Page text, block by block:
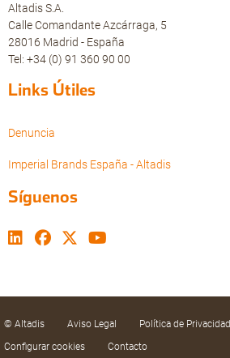
Altadis S.A.
Calle Comandante Azcárraga, 5
28016 Madrid - España
Tel: +34 (0) 91 360 90 00
Links Útiles
Denuncia
Imperial Brands España - Altadis
Síguenos
© Altadis Aviso Legal Política de Privacidad
Configurar cookies
Contacto